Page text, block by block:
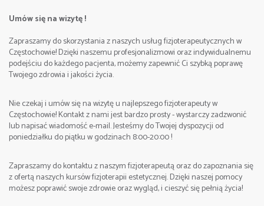
Umów się na wizytę !
Zapraszamy do skorzystania z naszych usług fizjoterapeutycznych w
Częstochowie! Dzięki naszemu profesjonalizmowi oraz indywidualnemu
podejściu do każdego pacjenta, możemy zapewnić Ci szybką poprawę
Twojego zdrowia i jakości życia.
Nie czekaj i umów się na wizytę u najlepszego fizjoterapeuty w
Częstochowie! Kontakt z nami jest bardzo prosty - wystarczy zadzwonić
lub napisać wiadomość e-mail. Jesteśmy do Twojej dyspozycji od
poniedziałku do piątku w godzinach 8:00-20:00 !
Zapraszamy do kontaktu z naszym fizjoterapeutą oraz do zapoznania się
z ofertą naszych kursów fizjoterapii estetycznej. Dzięki naszej pomocy
możesz poprawić swoje zdrowie oraz wygląd, i cieszyć się pełnią życia!